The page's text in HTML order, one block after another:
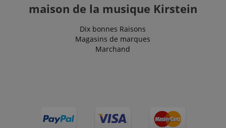
maison de la musique Kirstein
Dix bonnes Raisons
Magasins de marques
Marchand